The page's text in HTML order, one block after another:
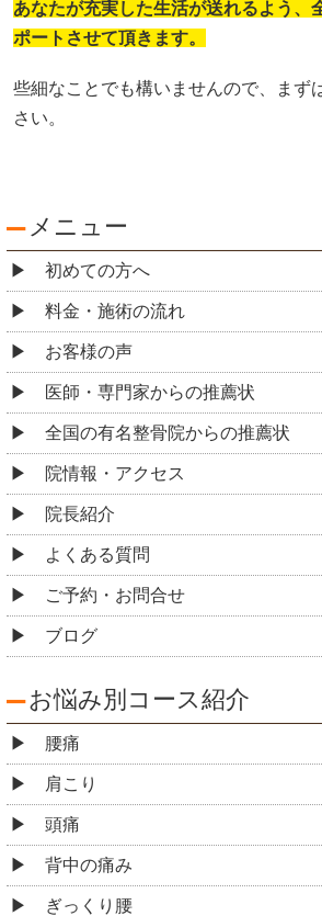
あなたが充実した生活が送れるよう、
ポートさせて頂きます。
些細なことでも構いませんので、まず
さい。
メニュー
初めての方へ
料金・施術の流れ
お客様の声
医師・専門家からの推薦状
全国の有名整骨院からの推薦状
院情報・アクセス
院長紹介
よくある質問
ご予約・お問合せ
ブログ
お悩み別コース紹介
腰痛
肩こり
頭痛
背中の痛み
ぎっくり腰